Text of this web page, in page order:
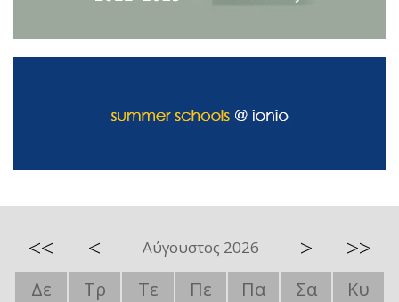
<< < Αύγουστος 2026 > >>
Δε Τρ Τε Πε Πα Σα
Κυ